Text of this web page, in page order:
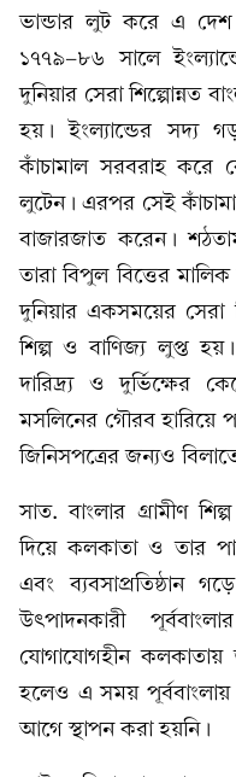
ভান্ডার লুট করে এ
১৭৭৯-৮৬ সালে
দুনিয়ার সেরা শিল্পোন্নত
হয়। ইংল্যান্ডের সদ্য
কাঁচামাল সরবরাহ করে
লুটেন। এরপর সেই
বাজারজাত করেন।
তারা বিপুল বিত্তের
দুনিয়ার একসময়ের সেরা
শিল্প ও বাণিজ্য লুপ্ত
দারিদ্র্য ও দুর্ভিক্ষের
মসলিনের গৌরব হারিয়ে
জিনিসপত্রের জন্যও
সাত. বাংলার গ্রামীণ
দিয়ে কলকাতা ও তার
এবং ব্যবসাপ্রতিষ্ঠান
উৎপাদনকারী
যোগাযোগহীন কলকাতায়
হলেও এ সময়
আগে স্থাপন করা হয়নি।